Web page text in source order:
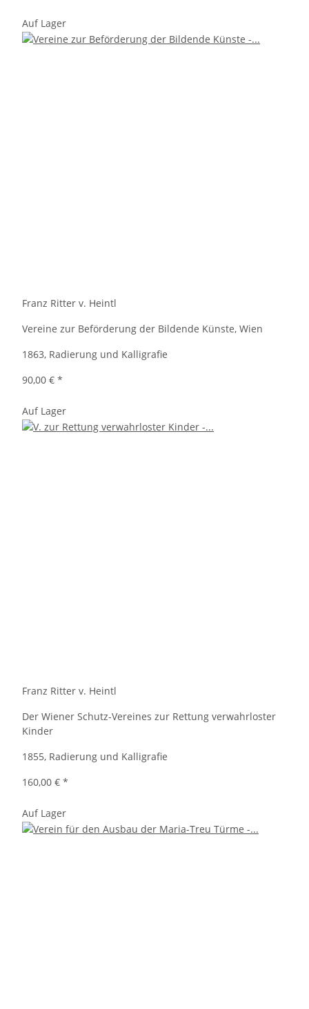
Auf Lager
Franz Ritter v. Heintl
Vereine zur Beförderung der Bildende Künste, Wien
1863, Radierung und Kalligrafie
90,00 € *
Auf Lager
Franz Ritter v. Heintl
Der Wiener Schutz-Vereines zur Rettung verwahrloster
Kinder
1855, Radierung und Kalligrafie
160,00 € *
Auf Lager